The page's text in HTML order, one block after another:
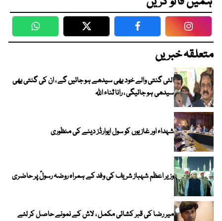
WhatsApp Twitter Facebook
متعلقہ خبریں
الٹی گنتی والے خود بھی سیدھے ہو جائیں گے ، ان کی گنتی بھی
سیدھی ہو جائیگی ، رانا ثناء اللہ
شہداء اور غازیوں کو سول ایوارڈز دینے کی منظوری
وزیر اعظم شہباز شریف کی وفد کے ہمراہ روضہ رسولؐ پر حاضری
میر رضا کی قبر کشائی مکمل ، لاش کے نمونے حاصل کر لئے